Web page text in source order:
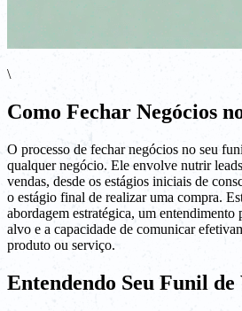
\
Como Fechar Negócios
O processo de fechar negócios no seu
qualquer negócio. Ele envolve nutrir
vendas, desde os estágios iniciais de
o estágio final de realizar uma compra.
abordagem estratégica, um
alvo e a capacidade de comunicar
produto ou serviço.
Entendendo Seu Funil de